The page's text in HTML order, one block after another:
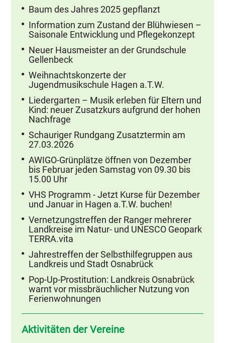
Baum des Jahres 2025 gepflanzt
Information zum Zustand der Blühwiesen –
Saisonale Entwicklung und Pflegekonzept
Neuer Hausmeister an der Grundschule
Gellenbeck
Weihnachtskonzerte der
Jugendmusikschule Hagen a.T.W.
Liedergarten – Musik erleben für Eltern und
Kind: neuer Zusatzkurs aufgrund der hohen
Nachfrage
Schauriger Rundgang Zusatztermin am
27.03.2026
AWIGO-Grünplätze öffnen von Dezember
bis Februar jeden Samstag von 09.30 bis
15.00 Uhr
VHS Programm - Jetzt Kurse für Dezember
und Januar in Hagen a.T.W. buchen!
Vernetzungstreffen der Ranger mehrerer
Landkreise im Natur- und UNESCO Geopark
TERRA.vita
Jahrestreffen der Selbsthilfegruppen aus
Landkreis und Stadt Osnabrück
Pop-Up-Prostitution: Landkreis Osnabrück
warnt vor missbräuchlicher Nutzung von
Ferienwohnungen
Aktivitäten der Vereine